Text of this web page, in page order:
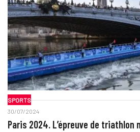
SPORTS
30/07/2024
Paris 2024. L’épreuve de triathlon